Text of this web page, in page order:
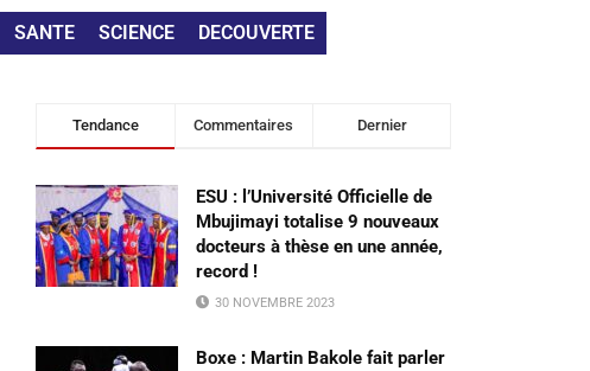
SANTE SCIENCE DECOUVERTE
Tendance Commentaires Dernier
ESU : l’Université Officielle de
Mbujimayi totalise 9 nouveaux
docteurs à thèse en une année,
record !
30 NOVEMBRE 2023
Boxe : Martin Bakole fait parler